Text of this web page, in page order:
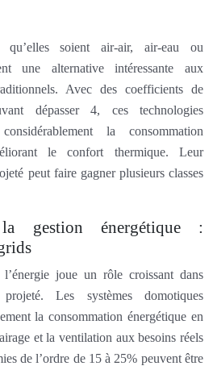
soient air-air, air-eau ou
une alternative intéressante aux
Avec des coefficients de
dépasser 4, ces technologies
la consommation
le confort thermique. Leur
peut faire gagner plusieurs classes
gestion énergétique :
joue un rôle croissant dans
Les systèmes domotiques
la consommation énergétique en
et la ventilation aux besoins réels
de l’ordre de 15 à 25% peuvent être